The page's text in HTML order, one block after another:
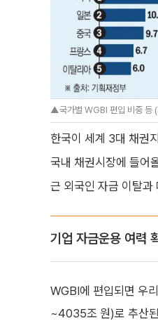
▲국가별 WGBI 편입 비중 등 (
한국이 세계 3대 채권
국내 채권시장에 들어
근 외국인 자금 이탈과
기업 자금운용 여력
WGBI에 편입되면 우
~4035조 원)로 추산